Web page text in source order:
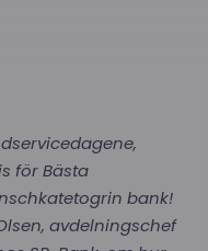
för Bästa
bank!
avdelningschef